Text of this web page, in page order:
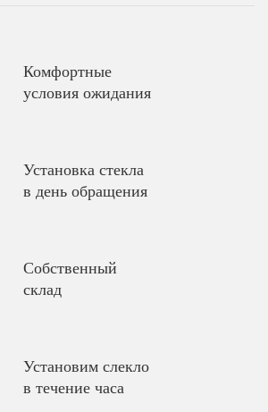
Комфортные
условия ожидания
Установка стекла
в день обращения
Собственный
склад
Установим слекло
в течение часа